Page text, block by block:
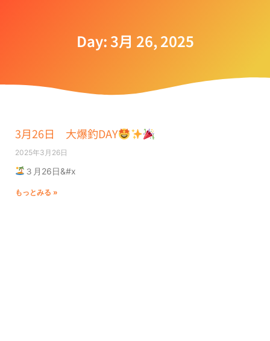
Day: 3月 26, 2025
3月26日 大爆釣DAY
2025年3月26日
３月26日&#x
もっとみる »